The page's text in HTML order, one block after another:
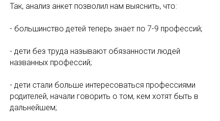
Так, анализ анкет позволил нам выяснить, что:
- большинство детей теперь знает по 7-9 профессий;
- дети без труда называют обязанности людей
названных профессий;
- дети стали больше интересоваться профессиями
родителей, начали говорить о том, кем хотят быть в
дальнейшем;